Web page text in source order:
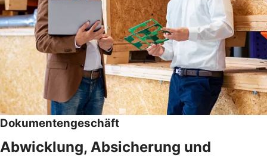
Dokumentengeschäft
Abwicklung, Absicherung und